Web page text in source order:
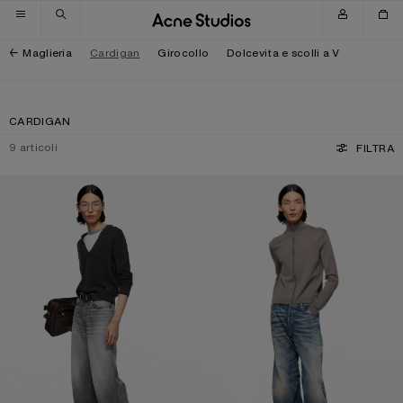
Salta alla navigazione
Salta al contenuto principale
Salta al piè di pagina
Maglieria Cardigan Girocollo Dolcevita e scolli a V
CARDIGAN
9 articoli FILTRA
CARDIGAN IN LANA CON SCOLLO A V CARDIGAN CON ZIP, LOGO E